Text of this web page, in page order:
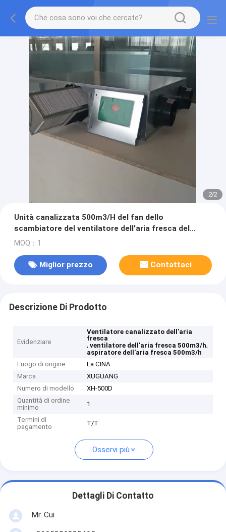
2/2
Unità canalizzata 500m3/H del fan dello
scambiatore del ventilatore dell'aria fresca del
riscaldamento dello scarico
MOQ：1
Miglior prezzo Contattaci
Descrizione Di Prodotto
Evidenziare
Ventilatore canalizzato dell'aria
fresca
,ventilatore dell'aria fresca 500m3/h,
aspiratore dell'aria fresca 500m3/h
Luogo di origine
La CINA
Marca
XUGUANG
Numero di modello
XH-500D
Quantità di ordine
minimo
1
Termini di
pagamento
T/T
Osservi più
Dettagli Di Contatto
Mr. Cui